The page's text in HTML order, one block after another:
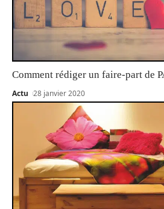
Comment rédiger un faire-part de
Actu 28 janvier 2020